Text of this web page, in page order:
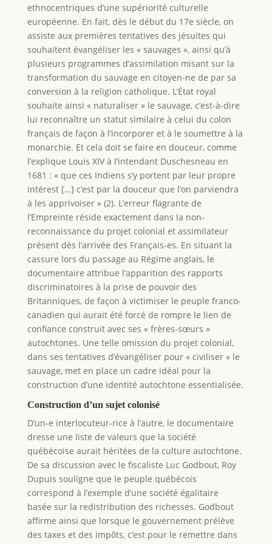
ethnocentriques d’une supériorité culturelle
européenne. En fait, dès le début du 17e siècle, on
assiste aux premières tentatives des jésuites qui
souhaitent évangéliser les « sauvages », ainsi qu’à
plusieurs programmes d’assimilation misant sur la
transformation du sauvage en citoyen-ne de par sa
conversion à la religion catholique. L’État royal
souhaite ainsi « naturaliser » le sauvage, c’est-à-dire
lui reconnaître un statut similaire à celui du colon
français de façon à l’incorporer et à le soumettre à la
monarchie. Et cela doit se faire en douceur, comme
l’explique Louis XIV à l’intendant Duschesneau en
1681 : « que ces Indiens s’y portent par leur propre
intérest […] c’est par la douceur que l’on parviendra
à les apprivoiser » (2). L’erreur flagrante de
l’Empreinte réside exactement dans la non-
reconnaissance du projet colonial et assimilateur
présent dès l’arrivée des Français-es. En situant la
cassure lors du passage au Régime anglais, le
documentaire attribue l’apparition des rapports
discriminatoires à la prise de pouvoir des
Britanniques, de façon à victimiser le peuple franco-
canadien qui aurait été forcé de rompre le lien de
confiance construit avec ses « frères-sœurs »
autochtones. Une telle omission du projet colonial,
dans ses tentatives d’évangéliser pour « civiliser » le
sauvage, met en place un cadre idéal pour la
construction d’une identité autochtone essentialisée.
Construction d’un sujet colonisé
D’un-e interlocuteur-rice à l’autre, le documentaire
dresse une liste de valeurs que la société
québécoise aurait héritées de la culture autochtone.
De sa discussion avec le fiscaliste Luc Godbout, Roy
Dupuis souligne que le peuple québécois
correspond à l’exemple d’une société égalitaire
basée sur la redistribution des richesses. Godbout
affirme ainsi que lorsque le gouvernement prélève
des taxes et des impôts, c’est pour le remettre dans